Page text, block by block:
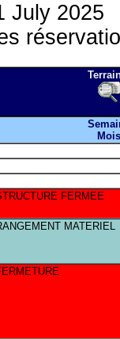
July 2025
Mois
FERMEE
MATERIEL